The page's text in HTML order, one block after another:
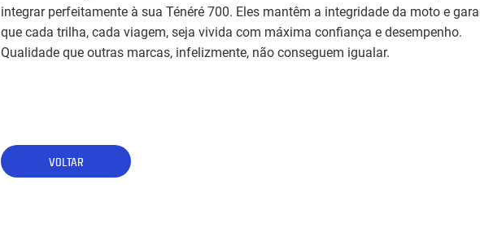
integrar perfeitamente à sua Ténéré 700. Eles mantêm a integridade da moto e
que cada trilha, cada viagem, seja vivida com máxima confiança e desempenho.
Qualidade que outras marcas, infelizmente, não conseguem igualar.
VOLTAR